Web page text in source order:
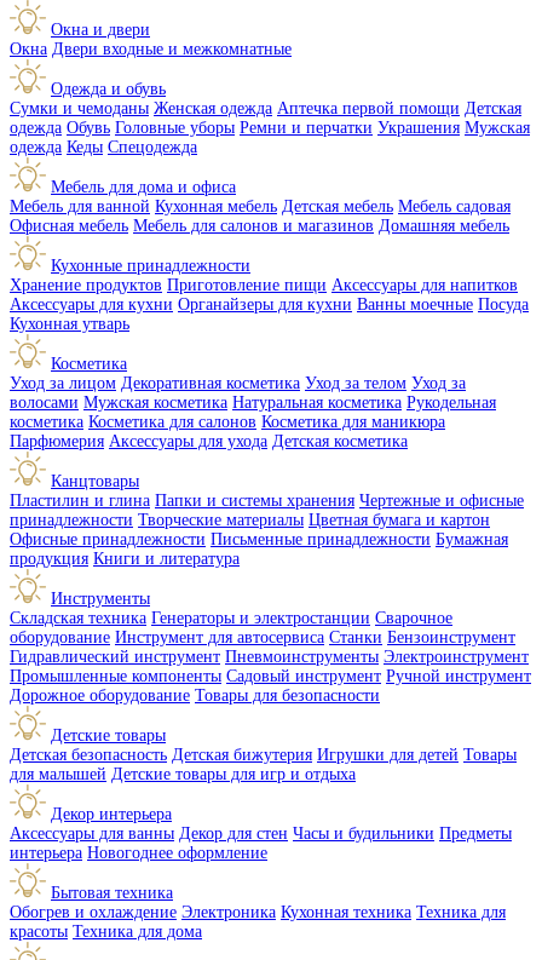
Окна и двери
Окна Двери входные и межкомнатные
Одежда и обувь
Сумки и чемоданы Женская одежда Аптечка первой помощи Детская
одежда Обувь Головные уборы Ремни и перчатки Украшения Мужская
одежда Кеды Спецодежда
Мебель для дома и офиса
Мебель для ванной Кухонная мебель Детская мебель Мебель садовая
Офисная мебель Мебель для салонов и магазинов Домашняя мебель
Кухонные принадлежности
Хранение продуктов Приготовление пищи Аксессуары для напитков
Аксессуары для кухни Органайзеры для кухни Ванны моечные Посуда
Кухонная утварь
Косметика
Уход за лицом Декоративная косметика Уход за телом Уход за
волосами Мужская косметика Натуральная косметика Рукодельная
косметика Косметика для салонов Косметика для маникюра
Парфюмерия Аксессуары для ухода Детская косметика
Канцтовары
Пластилин и глина Папки и системы хранения Чертежные и офисные
принадлежности Творческие материалы Цветная бумага и картон
Офисные принадлежности Письменные принадлежности Бумажная
продукция Книги и литература
Инструменты
Складская техника Генераторы и электростанции Сварочное
оборудование Инструмент для автосервиса Станки Бензоинструмент
Гидравлический инструмент Пневмоинструменты Электроинструмент
Промышленные компоненты Садовый инструмент Ручной инструмент
Дорожное оборудование Товары для безопасности
Детские товары
Детская безопасность Детская бижутерия Игрушки для детей Товары
для малышей Детские товары для игр и отдыха
Декор интерьера
Аксессуары для ванны Декор для стен Часы и будильники Предметы
интерьера Новогоднее оформление
Бытовая техника
Обогрев и охлаждение Электроника Кухонная техника Техника для
красоты Техника для дома